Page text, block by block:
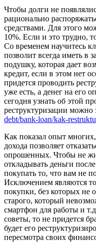
Чтобы долги не
рационально
средствами. Для этого
10%. Если и это трудно,
Со временем научитесь
позволит всегда иметь в
подушку, которая дает
кредит, если в этом нет
придется проводить
уже есть, а денег на его
сегодня узнать об этой
реструктуризации можно
debt/bank-loan/kak-
Как показал опыт
дохода позволяет
опрошенных. Чтобы не
откладывать деньги
покупать то, что вам не
Исключением являются
покупки, без которых не
старого, который
смартфон для работы и
советы, то не придется
будет его
пересмотра своих